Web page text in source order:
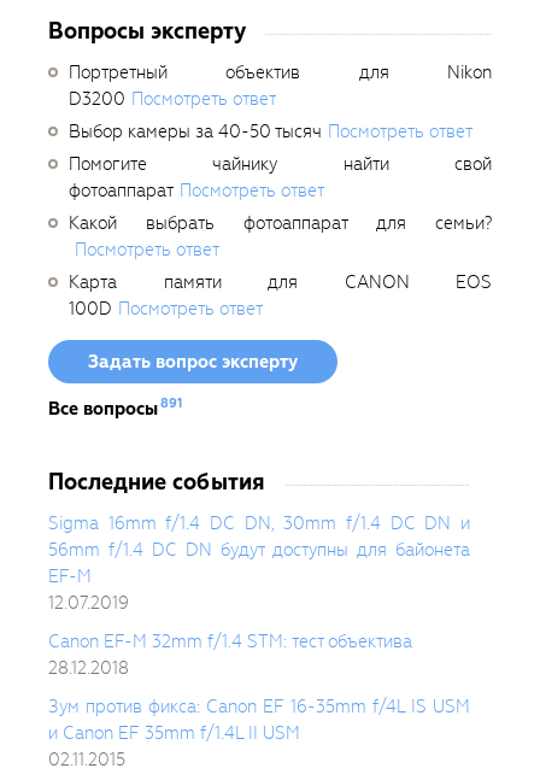
Вопросы эксперту
Портретный объектив для Nikon
D3200 Посмотреть ответ
Выбор камеры за 40-50 тысяч Посмотреть ответ
Помогите чайнику найти свой
фотоаппарат Посмотреть ответ
Какой выбрать фотоаппарат для семьи?
Посмотреть ответ
Карта памяти для CANON EOS
100D Посмотреть ответ
Задать вопрос эксперту
Все вопросы891
Последние события
Sigma 16mm f/1.4 DC DN, 30mm f/1.4 DC DN и
56mm f/1.4 DC DN будут доступны для байонета
EF-M
12.07.2019
Canon EF-M 32mm f/1.4 STM: тест объектива
28.12.2018
Зум против фикса: Canon EF 16-35mm f/4L IS USM
и Canon EF 35mm f/1.4L II USM
02.11.2015